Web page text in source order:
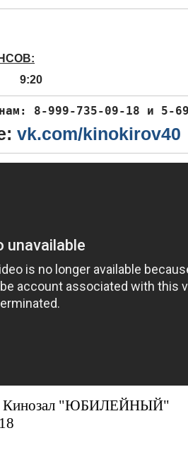
8-999-735-09-18 и 5-
vk.com/kinokirov40
Кинозал "ЮБИЛЕЙНЫЙ"